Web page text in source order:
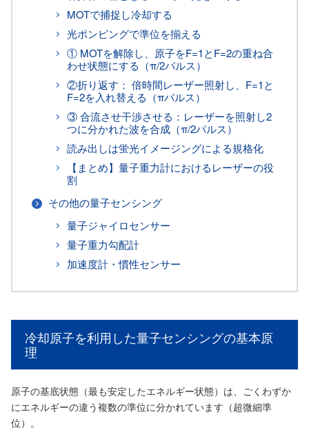
MOTで捕捉し冷却する
光ポンピングで準位を揃える
① MOTを解除し、原子をF=1とF=2の重ね合
わせ状態にする（π/2パルス）
②折り返す： 倍時間レーザー照射し、F=1と
F=2を入れ替える（πパルス）
③ 合流させ干渉させる：レーザーを照射し2
つに分かれた波を合成（π/2パルス）
読み出しは蛍光イメージングによる規格化
【まとめ】量子重力計におけるレーザーの役
割
その他の量子センシング
量子ジャイロセンサー
量子重力勾配計
加速度計・慣性センサー
冷却原子を利用した量子センシングの基本原
理
原子の基底状態（最も安定したエネルギー状態）は、ごくわずか
にエネルギーの違う複数の準位に分かれています（超微細準
位）。